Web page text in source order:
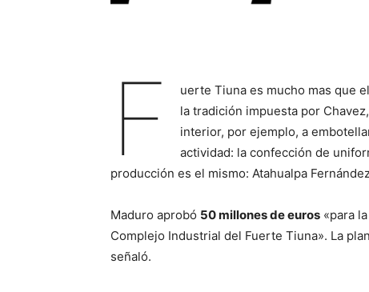
F
uerte Tiuna es mucho mas que
la tradición impuesta por
interior, por ejemplo, a
actividad: la confección de
producción es el mismo: Atahualpa
Maduro aprobó 50 millones de euros «para
Complejo Industrial del Fuerte Tiuna». La
señaló.